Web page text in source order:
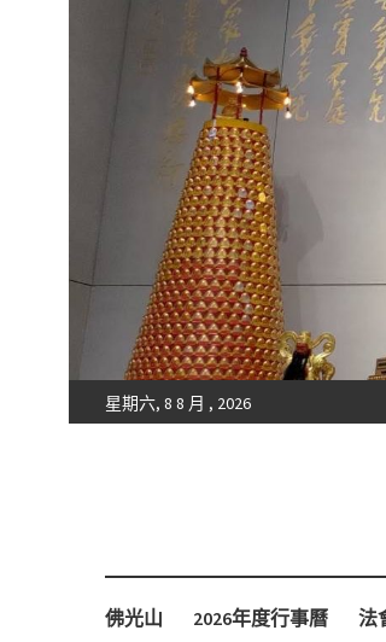
星期六, 8 8 月 , 2026
佛光山 2026年度行事曆 法